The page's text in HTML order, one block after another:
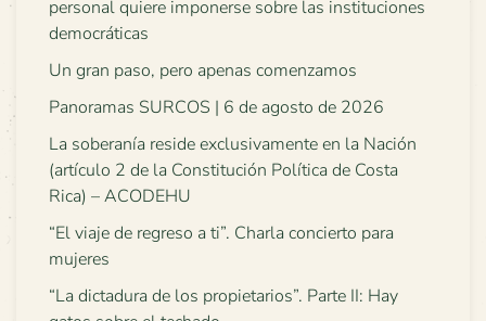
personal quiere imponerse sobre las instituciones
democráticas
Un gran paso, pero apenas comenzamos
Panoramas SURCOS | 6 de agosto de 2026
La soberanía reside exclusivamente en la Nación
(artículo 2 de la Constitución Política de Costa
Rica) – ACODEHU
“El viaje de regreso a ti”. Charla concierto para
mujeres
“La dictadura de los propietarios”. Parte II: Hay